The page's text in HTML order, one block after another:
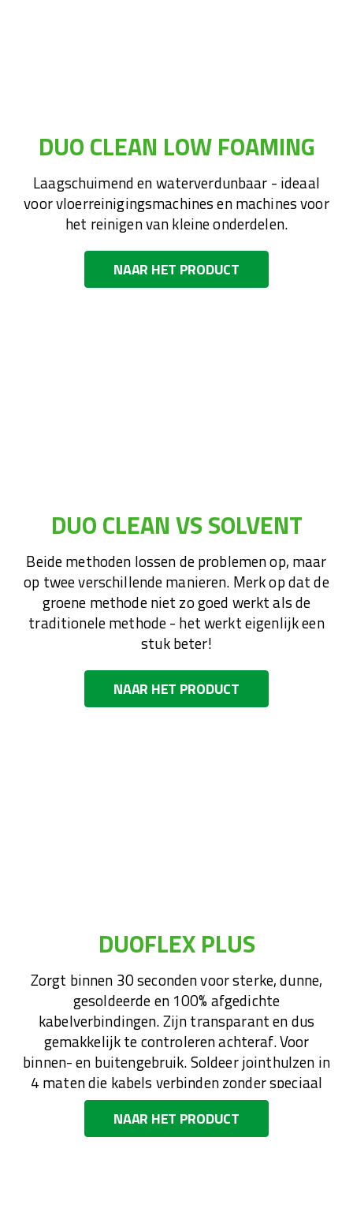
DUO CLEAN LOW FOAMING
Laagschuimend en waterverdunbaar - ideaal
voor vloerreinigingsmachines en machines voor
het reinigen van kleine onderdelen.
NAAR HET PRODUCT
DUO CLEAN VS SOLVENT
Beide methoden lossen de problemen op, maar
op twee verschillende manieren. Merk op dat de
groene methode niet zo goed werkt als de
traditionele methode - het werkt eigenlijk een
stuk beter!
NAAR HET PRODUCT
DUOFLEX PLUS
Zorgt binnen 30 seconden voor sterke, dunne,
gesoldeerde en 100% afgedichte
kabelverbindingen. Zijn transparant en dus
gemakkelijk te controleren achteraf. Voor
binnen- en buitengebruik. Soldeer jointhulzen in
4 maten die kabels verbinden zonder speciaal
gereedschap. Absoluut prachtig.
NAAR HET PRODUCT